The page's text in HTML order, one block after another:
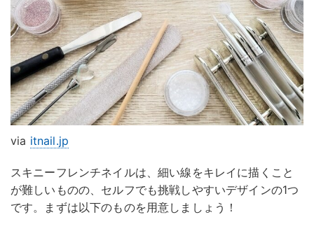
via itnail.jp
スキニーフレンチネイルは、細い線をキレイに描くこと
が難しいものの、セルフでも挑戦しやすいデザインの1つ
です。まずは以下のものを用意しましょう！